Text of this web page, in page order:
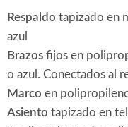
Respaldo tapizado en
azul
Brazos fijos en
o azul. Conectados al
Marco en
Asiento tapizado en